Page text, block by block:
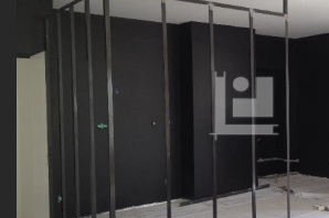
NOSRÉALISATIONS
NOSRÉFÉRENCES
ACTUALITÉS/ PRESSE
CONTACT